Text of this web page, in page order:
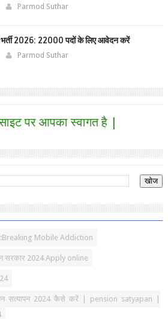
Parmod Suthar
2026: 22000 पदों के लिए आवेदन करें
Parmod Suthar
आपका स्वागत है |
Mobile Addiction
सरकार 2024 Apply online
सत्यापन 2024 कैसे करें | pension satyapan |